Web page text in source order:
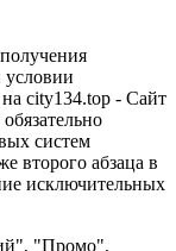
условии
на city134.top - Сайт
систем
второго абзаца в
исключительных
"Промо",